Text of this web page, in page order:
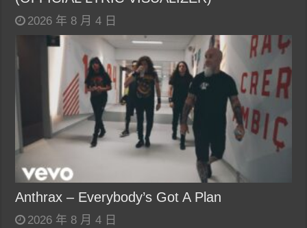
2026 年 8 月 4 日
Anthrax – Everybody’s Got A Plan
2026 年 8 月 4 日